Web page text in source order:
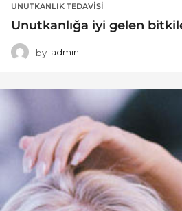
UNUTKANLIK TEDAVISI
Unutkanlığa iyi gelen
by admin